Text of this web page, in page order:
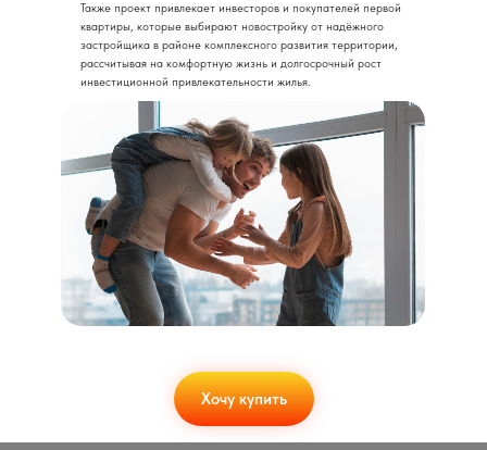
Также проект привлекает инвесторов и покупателей первой
квартиры, которые выбирают новостройку от надёжного
застройщика в районе комплексного развития территории,
рассчитывая на комфортную жизнь и долгосрочный рост
инвестиционной привлекательности жилья.
Хочу купить